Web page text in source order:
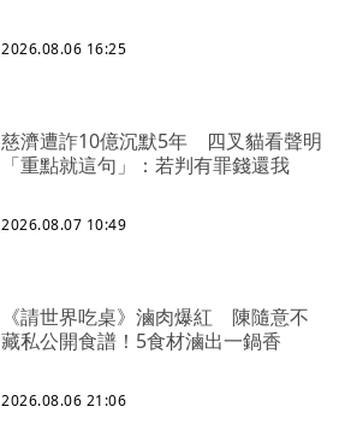
2026.08.06 16:25
慈濟遭詐10億沉默5年 四叉貓看聲明
「重點就這句」：若判有罪錢還我
2026.08.07 10:49
《請世界吃桌》滷肉爆紅 陳隨意不
藏私公開食譜！5食材滷出一鍋香
2026.08.06 21:06